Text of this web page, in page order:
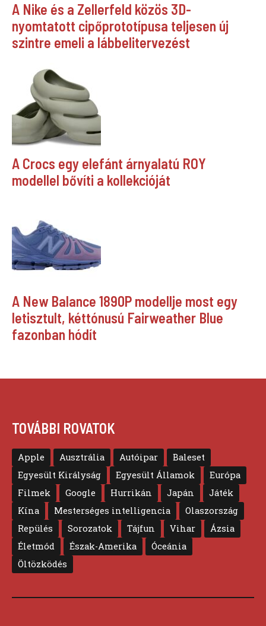
A Nike és a Zellerfeld közös 3D-
nyomtatott cipőprototípusa teljesen új
szintre emeli a lábbelitervezést
A Crocs egy elefánt árnyalatú ROY
modellel bővíti a kollekcióját
A New Balance 1890P modellje most egy
letisztult, kéttónusú Fairweather Blue
fazonban hódít
TOVÁBBI ROVATOK
Apple Ausztrália Autóipar
Baleset
Egyesült Királyság
Egyesült Államok
Európa
Filmek
Google Hurrikán Japán
Játék
Kína
Mesterséges intelligencia
Olaszország
Repülés
Sorozatok Tájfun Vihar
Ázsia
Életmód
Észak-Amerika
Óceánia
Öltözködés